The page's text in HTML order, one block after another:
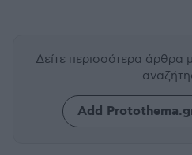
Δείτε περισσότερα άρθρα
Add